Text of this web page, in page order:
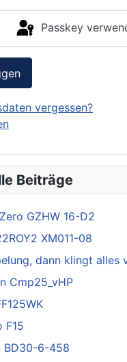
Passkey
vergessen?
Beiträge
GZHW 16-D2
XM011-08
dann klingt alles
Cmp25_vHP
F15
BD30-6-458